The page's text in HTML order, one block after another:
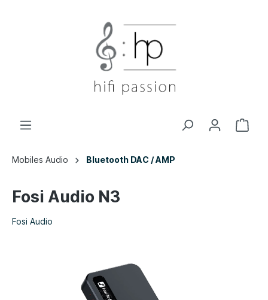
Mobiles Audio Bluetooth DAC / AMP
Fosi Audio N3
Fosi Audio